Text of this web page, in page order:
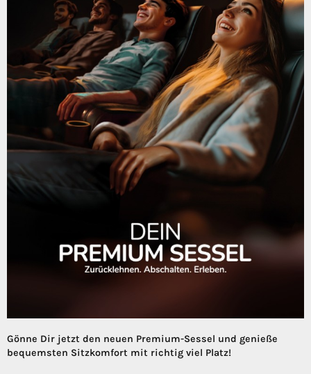
Gönne Dir jetzt den neuen Premium-Sessel und genieße
bequemsten Sitzkomfort mit richtig viel Platz!